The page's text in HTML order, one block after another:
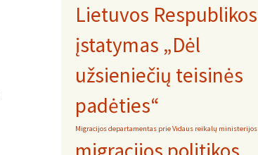
Lietuvos Respublikos
įstatymas „Dėl
užsieniečių teisinės
padėties“
Migracijos departamentas prie Vidaus reikalų ministerijos